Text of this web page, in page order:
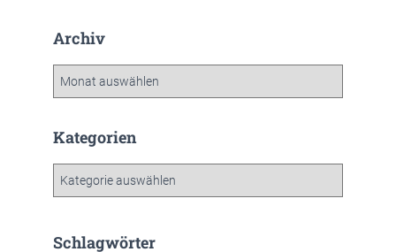
Archiv
h
Kategorien
Schlagwörter